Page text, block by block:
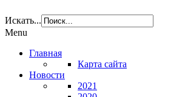
Искать...
Menu
Главная
Карта сайта
Новости
2021